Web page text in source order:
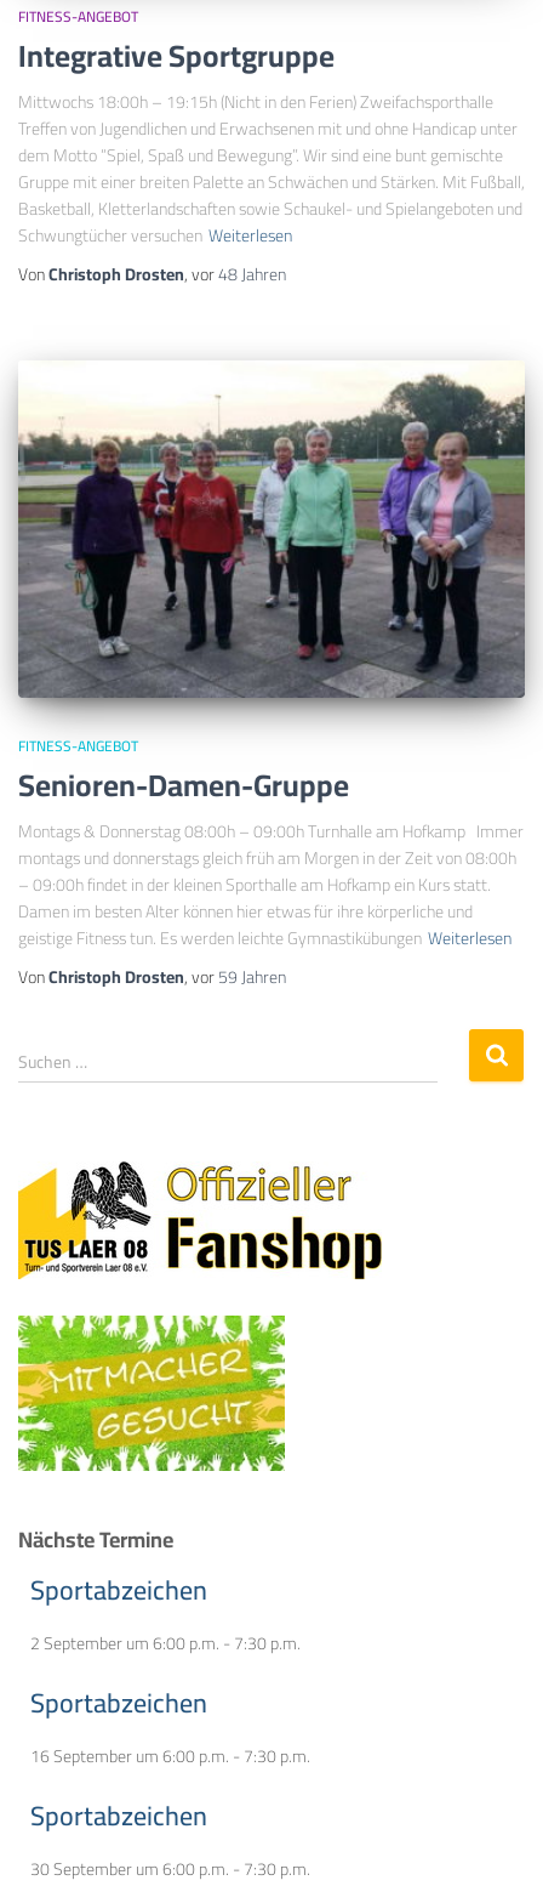
FITNESS-ANGEBOT
Integrative Sportgruppe
Mittwochs 18:00h – 19:15h (Nicht in den Ferien) Zweifachsporthalle
Treffen von Jugendlichen und Erwachsenen mit und ohne Handicap unter
dem Motto “Spiel, Spaß und Bewegung”. Wir sind eine bunt gemischte
Gruppe mit einer breiten Palette an Schwächen und Stärken. Mit Fußball,
Basketball, Kletterlandschaften sowie Schaukel- und Spielangeboten und
Schwungtücher versuchenWeiterlesen
VonChristoph Drosten, vor48 Jahren
FITNESS-ANGEBOT
Senioren-Damen-Gruppe
Montags & Donnerstag 08:00h – 09:00h Turnhalle am Hofkamp Immer
montags und donnerstags gleich früh am Morgen in der Zeit von 08:00h
– 09:00h findet in der kleinen Sporthalle am Hofkamp ein Kurs statt.
Damen im besten Alter können hier etwas für ihre körperliche und
geistige Fitness tun. Es werden leichte GymnastikübungenWeiterlesen
VonChristoph Drosten, vor59 Jahren
Suchen …
Nächste Termine
Sportabzeichen
2 September um 6:00 p.m.-7:30 p.m.
Sportabzeichen
16 September um 6:00 p.m.-7:30 p.m.
Sportabzeichen
30 September um 6:00 p.m.-7:30 p.m.